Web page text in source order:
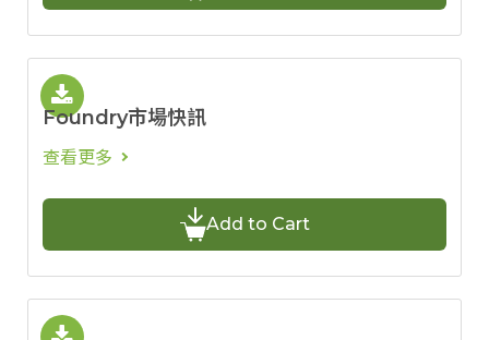
Foundry市場快訊
查看更多
Add to Cart